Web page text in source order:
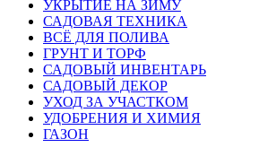
УКРЫТИЕ НА ЗИМУ
САДОВАЯ ТЕХНИКА
ВСЁ ДЛЯ ПОЛИВА
ГРУНТ И ТОРФ
САДОВЫЙ ИНВЕНТАРЬ
САДОВЫЙ ДЕКОР
УХОД ЗА УЧАСТКОМ
УДОБРЕНИЯ И ХИМИЯ
ГАЗОН